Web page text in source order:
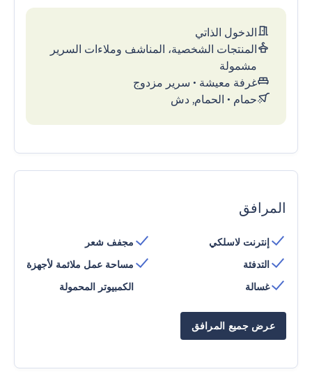
الدخول الذاتي
المنتجات الشخصية، المناشف وملاءات السرير
مشمولة
غرفة معيشة • سرير مزدوج
حمام • الحمام, دش
المرافق
إنترنت لاسلكي
التدفئة
غسالة
مجفف شعر
مساحة عمل ملائمة لأجهزة
الكمبيوتر المحمولة
عرض جميع المرافق